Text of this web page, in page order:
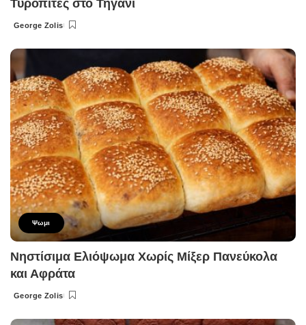
Τυρόπιτες στο Τηγάνι
Posted
George Zolis
Ψωμι
Νηστίσιμα Ελιόψωμα Χωρίς Μίξερ Πανεύκολα
και Αφράτα
Posted
George Zolis